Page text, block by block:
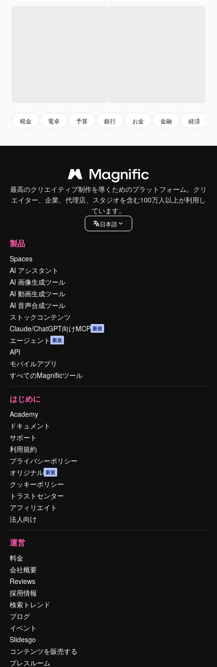
税金 電卓 予算 銀行 お金 金融 経済
最高のクリエイティブ制作を導くためのプラットフォーム。クリ
エイター、企業、代理店、スタジオを含む100万人以上が利用し
ています。
日本語
製品
Spaces
AI アシスタント
AI 画像生成ツール
AI 動画生成ツール
AI 音声合成ツール
ストックコンテンツ
Claude/ChatGPT向けMCP 新規
エージェント 新規
API
モバイルアプリ
すべてのMagnificツール
はじめに
Academy
ドキュメント
サポート
利用規約
プライバシーポリシー
オリジナル 新規
クッキーポリシー
トラストセンター
アフィリエイト
法人向け
運営
料金
会社概要
Reviews
採用情報
検索トレンド
ブログ
イベント
Slidesgo
コンテンツを販売する
プレスルーム